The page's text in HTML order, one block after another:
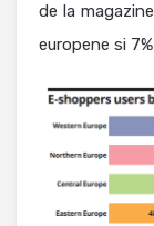
de la
europene si